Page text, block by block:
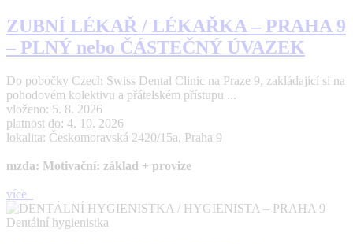
ZUBNÍ LÉKAŘ / LÉKAŘKA – PRAHA 9
– PLNÝ nebo ČÁSTEČNÝ ÚVAZEK
Do pobočky Czech Swiss Dental Clinic na Praze 9, zakládající si na
pohodovém kolektivu a přátelském přístupu ...
vloženo: 5. 8. 2026
platnost do: 4. 10. 2026
lokalita: Českomoravská 2420/15a, Praha 9
mzda: Motivační: základ + provize
více
Dentální hygienistka